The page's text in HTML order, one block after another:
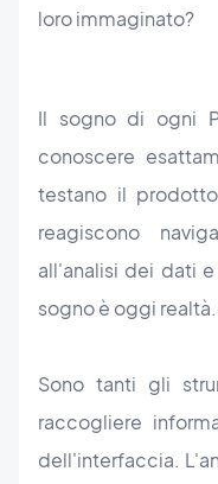
loro immaginato?
Il sogno di ogni
conoscere
testano il
reagiscono
all'analisi dei dati e
sogno è oggi realtà.
Sono tanti gli
raccogliere
dell'interfaccia.